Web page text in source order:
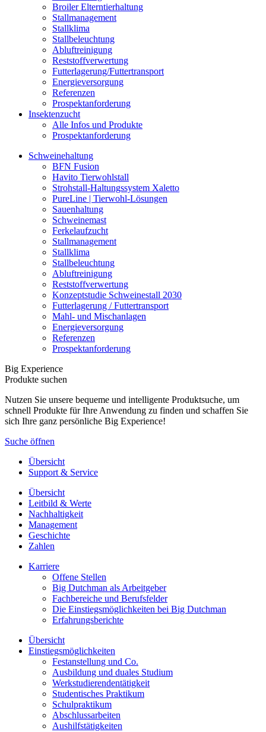
Broiler Elterntierhaltung
Stallmanagement
Stallklima
Stallbeleuchtung
Abluftreinigung
Reststoffverwertung
Futterlagerung/Futtertransport
Energieversorgung
Referenzen
Prospektanforderung
Insektenzucht
Alle Infos und Produkte
Prospektanforderung
Schweinehaltung
BFN Fusion
Havito Tierwohlstall
Strohstall-Haltungssystem Xaletto
PureLine | Tierwohl-Lösungen
Sauenhaltung
Schweinemast
Ferkelaufzucht
Stallmanagement
Stallklima
Stallbeleuchtung
Abluftreinigung
Reststoffverwertung
Konzeptstudie Schweinestall 2030
Futterlagerung / Futtertransport
Mahl- und Mischanlagen
Energieversorgung
Referenzen
Prospektanforderung
Big Experience
Produkte suchen
Nutzen Sie unsere bequeme und intelligente Produktsuche, um
schnell Produkte für Ihre Anwendung zu finden und schaffen Sie
sich Ihre ganz persönliche Big Experience!
Suche öffnen
Übersicht
Support & Service
Übersicht
Leitbild & Werte
Nachhaltigkeit
Management
Geschichte
Zahlen
Karriere
Offene Stellen
Big Dutchman als Arbeitgeber
Fachbereiche und Berufsfelder
Die Einstiegsmöglichkeiten bei Big Dutchman
Erfahrungsberichte
Übersicht
Einstiegsmöglichkeiten
Festanstellung und Co.
Ausbildung und duales Studium
Werkstudierendentätigkeit
Studentisches Praktikum
Schulpraktikum
Abschlussarbeiten
Aushilfstätigkeiten